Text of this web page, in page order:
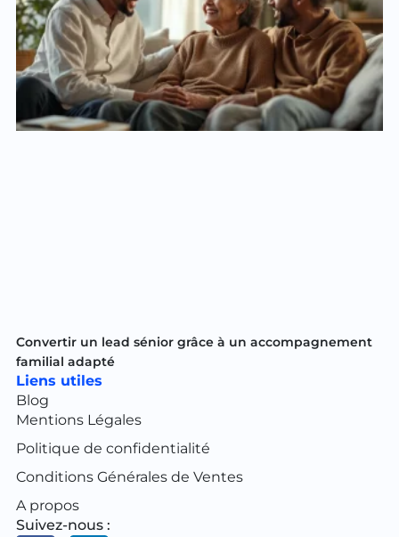
Convertir un lead sénior grâce à un accompagnement
familial adapté
Liens utiles
Blog
Mentions Légales
Politique de confidentialité
Conditions Générales de Ventes
A propos
Suivez-nous :